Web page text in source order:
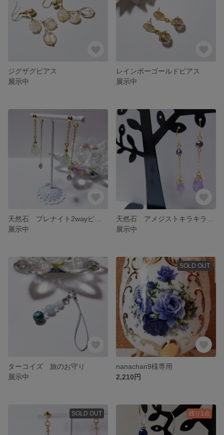
ジグザグピアス
展示中
レインボーゴールドピアス
展示中
展示中
展示中
ターコイズ 旅のお守り
展示中
SOLD OUT
nanachan9様専用
2,210円
SOLD OUT 残り1点